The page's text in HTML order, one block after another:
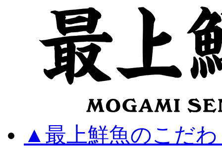
▲最上鮮魚のこだ